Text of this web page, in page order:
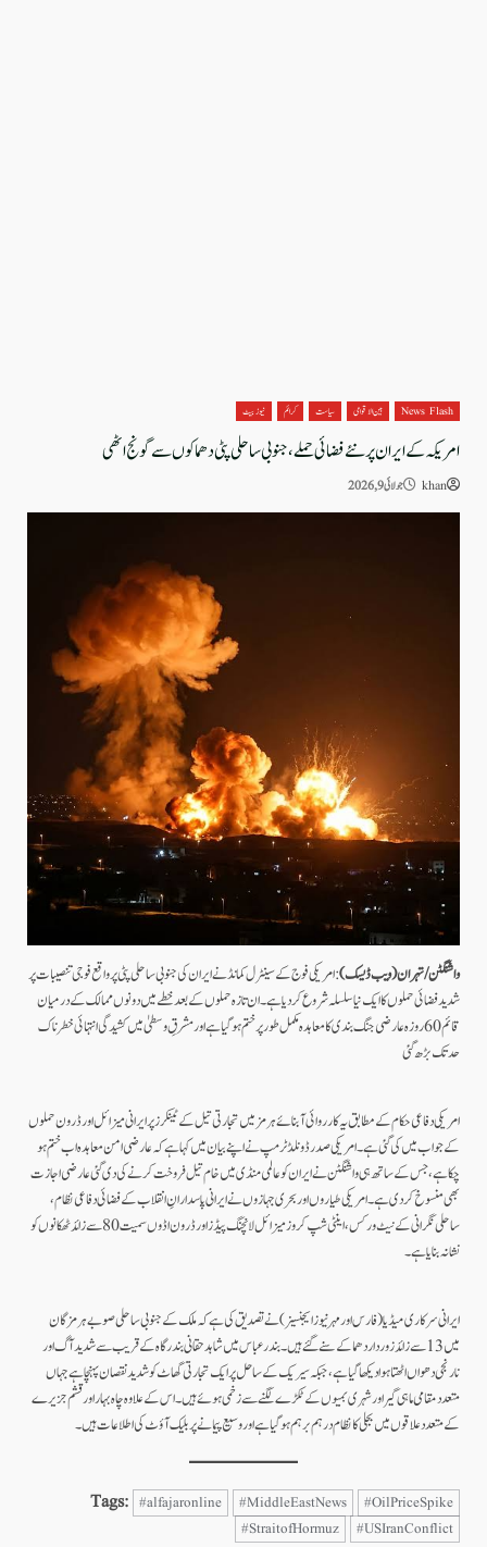
News Flash بین الاقوامی سیاست کرائم نیوز بیٹ
امریکہ کے ایران پر نئے فضائی حملے، جنوبی ساحلی پٹی دھماکوں سے گونج اٹھی
khan جولائی 9, 2026
واشنگٹن / تہران (ویب ڈیسک): امریکی فوج کے سینٹرل کمانڈ نے ایران کی جنوبی ساحلی پٹی پر واقع فوجی تنصیبات پر
شدید فضائی حملوں کا ایک نیا سلسلہ شروع کر دیا ہے۔ ان تازہ حملوں کے بعد خطے میں دونوں ممالک کے درمیان
قائم 60 روزہ عارضی جنگ بندی کا معاہدہ مکمل طور پر ختم ہو گیا ہے اور مشرقِ وسطیٰ میں کشیدگی انتہائی خطرناک
حد تک بڑھ گئی
امریکی دفاعی حکام کے مطابق یہ کارروائی آبنائے ہرمز میں تجارتی تیل کے ٹینکرز پر ایرانی میزائل اور ڈرون حملوں
کے جواب میں کی گئی ہے۔ امریکی صدر ڈونلڈ ٹرمپ نے اپنے بیان میں کہا ہے کہ عارضی امن معاہدہ اب ختم ہو
چکا ہے، جس کے ساتھ ہی واشنگٹن نے ایران کو عالمی منڈی میں خام تیل فروخت کرنے کی دی گئی عارضی اجازت
بھی منسوخ کر دی ہے۔ امریکی طیاروں اور بحری جہازوں نے ایرانی پاسدارانِ انقلاب کے فضائی دفاعی نظام،
ساحلی نگرانی کے نیٹ ورکس، اینٹی شپ کروز میزائل لانچنگ پیڈز اور ڈرون اڈوں سمیت 80 سے زائد ٹھکانوں کو
نشانہ بنایا ہے۔
ایرانی سرکاری میڈیا (فارس اور مہر نیوز ایجنسیز) نے تصدیق کی ہے کہ ملک کے جنوبی ساحلی صوبے ہرمزگان
میں 13 سے زائد زوردار دھماکے سنے گئے ہیں۔ بندر عباس میں شاہد حقانی بندرگاہ کے قریب سے شدید آگ اور
نارنجی دھواں اٹھتا ہوا دیکھا گیا ہے، جبکہ سیریک کے ساحل پر ایک تجارتی گھاٹ کو شدید نقصان پہنچا ہے جہاں
متعدد مقامی ماہی گیر اور شہری بمیوں کے ٹکڑے لگنے سے زخمی ہوئے ہیں۔ اس کے علاوہ چاہ بہار اور قشم جزیرے
کے متعدد علاقوں میں بجلی کا نظام درہم برہم ہو گیا ہے اور وسیع پیمانے پر بلیک آؤٹ کی اطلاعات ہیں۔
Tags: #alfajaronline #MiddleEastNews
#OilPriceSpike
#StraitofHormuz
#USIranConflict